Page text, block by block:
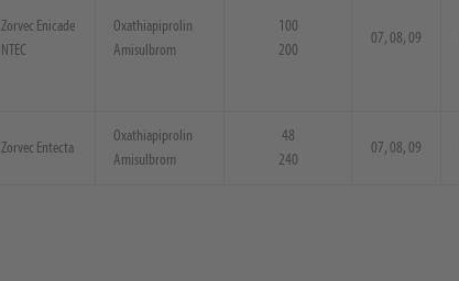
Zorvec Enicade
NTEC
Oxathiapiprolin
Amisulbrom
100
200
07, 08, 09
Zorvec Entecta
Oxathiapiprolin
Amisulbrom
48
240
07, 08, 09